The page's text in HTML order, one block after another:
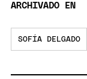
ARCHIVADO EN
SOFÍA DELGADO